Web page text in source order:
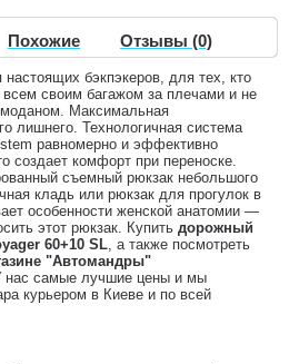
Похожие Отзывы (0)
бэкпэкеров, для тех, кто
своим багажом за плечами и не
Максимальная
лишнего. Технологичная система
равномерно и эффективно
создает комфорт при переноске.
съемный рюкзак небольшого
кладь или рюкзак для прогулок в
особенности женской анатомии —
этот рюкзак. Купить дорожный
60+10 SL, а также посмотреть
"Автомандры"
нас самые лучшие цены и мы
курьером в Киеве и по всей